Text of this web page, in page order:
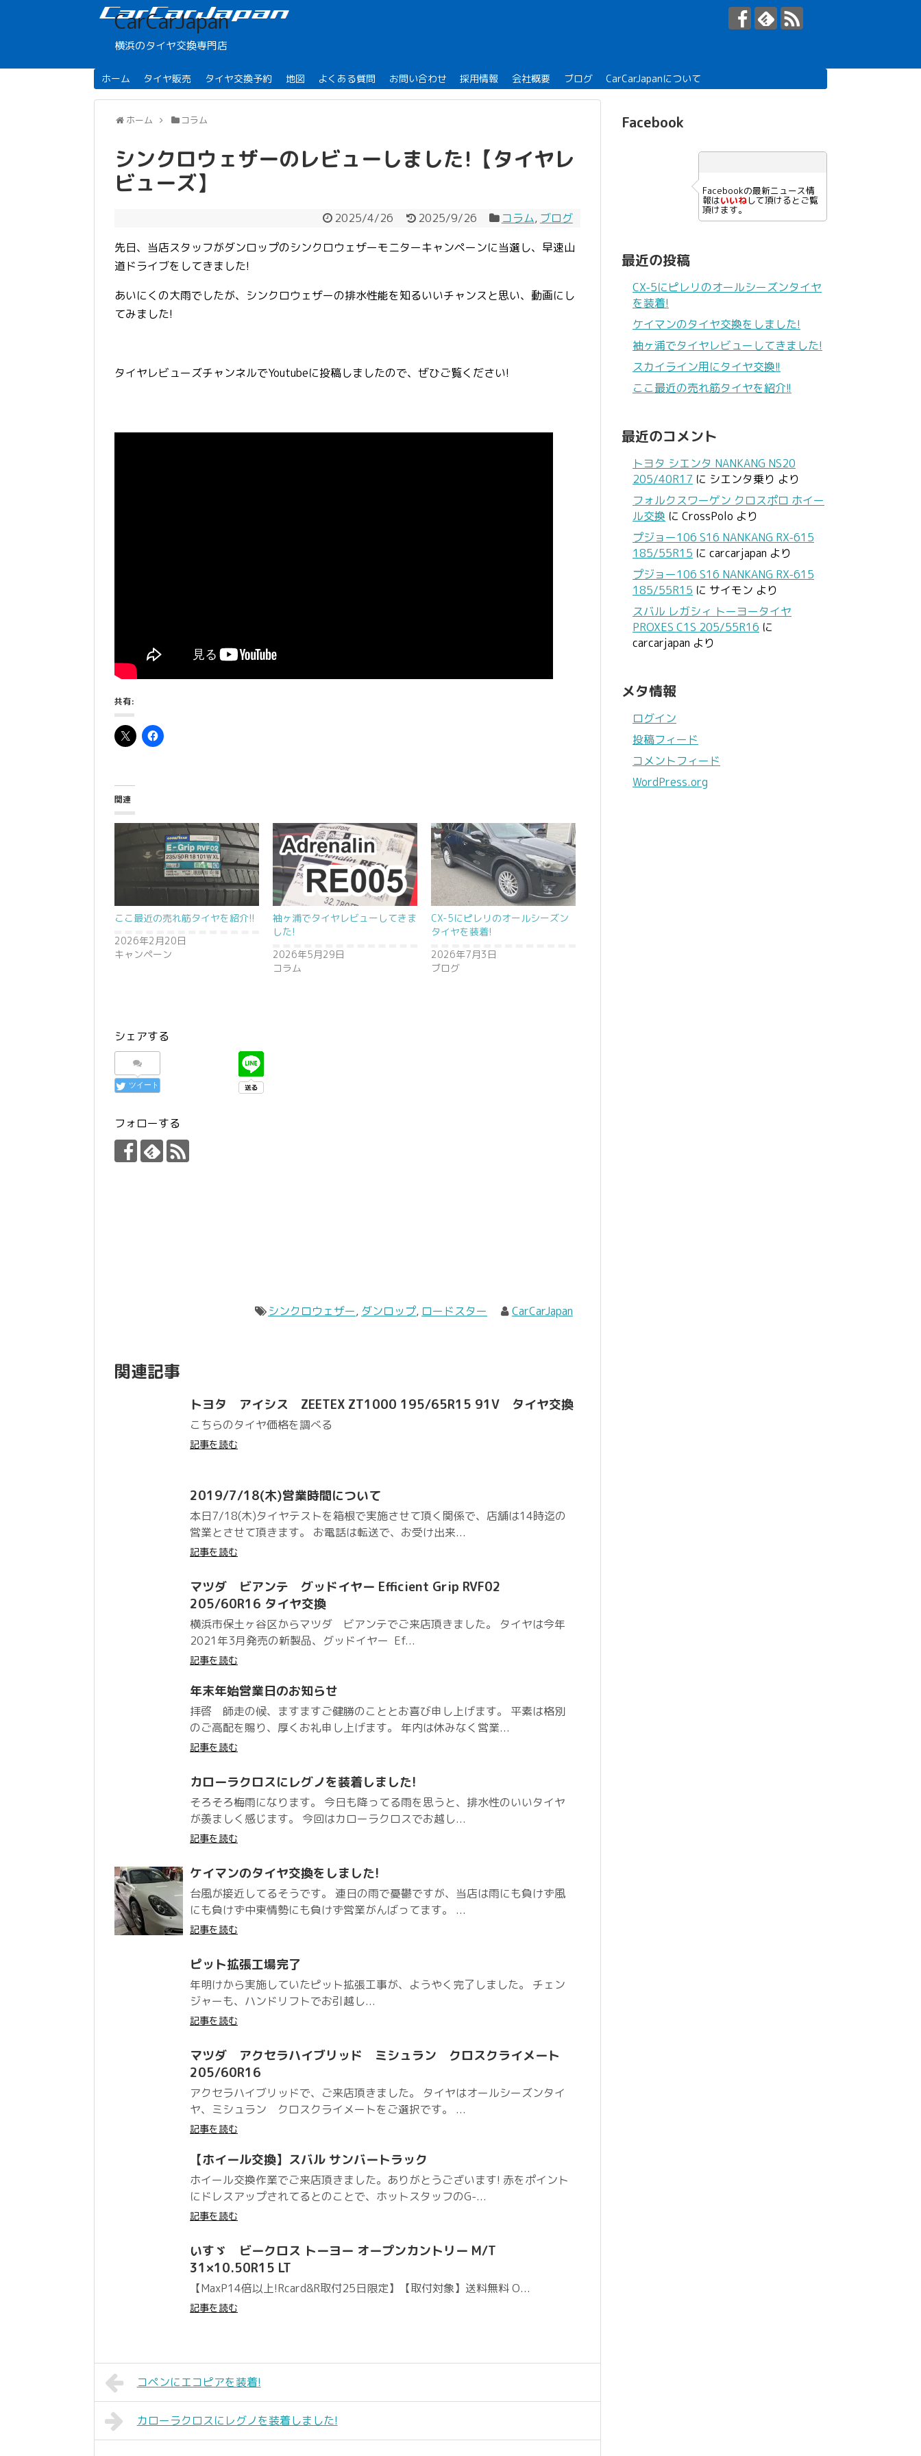
CarCarJapan
横浜のタイヤ交換専門店
ホーム タイヤ販売 タイヤ交換予約 地図 よくある質問 お問い合わせ 採用情報 会社概要 ブログ CarCarJapanについて
ホーム コラム
シンクロウェザーのレビューしました!【タイヤレ
ビューズ】
2025/4/26 2025/9/26 コラム, ブログ
先日、当店スタッフがダンロップのシンクロウェザーモニターキャンペーンに当選し、早速山
道ドライブをしてきました!
あいにくの大雨でしたが、シンクロウェザーの排水性能を知るいいチャンスと思い、動画にし
てみました!
タイヤレビューズチャンネルでYoutubeに投稿しましたので、ぜひご覧ください!
共有:
関連
ここ最近の売れ筋タイヤを紹介!!
2026年2月20日
キャンペーン
袖ヶ浦でタイヤレビューしてきま
した!
2026年5月29日
コラム
CX-5にピレリのオールシーズン
タイヤを装着!
2026年7月3日
ブログ
シェアする
ツイート
フォローする
シンクロウェザー, ダンロップ, ロードスター CarCarJapan
関連記事
トヨタ アイシス ZEETEX ZT1000 195/65R15 91V タイヤ交換
こちらのタイヤ価格を調べる
記事を読む
2019/7/18(木)営業時間について
本日7/18(木)タイヤテストを箱根で実施させて頂く関係で、店舗は14時迄の
営業とさせて頂きます。 お電話は転送で、お受け出来...
記事を読む
マツダ ビアンテ グッドイヤー Efficient Grip RVF02
205/60R16 タイヤ交換
横浜市保土ヶ谷区からマツダ ビアンテでご来店頂きました。 タイヤは今年
2021年3月発売の新製品、グッドイヤー Ef...
記事を読む
年末年始営業日のお知らせ
拝啓 師走の候、ますますご健勝のこととお喜び申し上げます。 平素は格別
のご高配を賜り、厚くお礼申し上げます。 年内は休みなく営業...
記事を読む
カローラクロスにレグノを装着しました!
そろそろ梅雨になります。 今日も降ってる雨を思うと、排水性のいいタイヤ
が羨ましく感じます。 今回はカローラクロスでお越し...
記事を読む
ケイマンのタイヤ交換をしました!
台風が接近してるそうです。 連日の雨で憂鬱ですが、当店は雨にも負けず風
にも負けず中東情勢にも負けず営業がんばってます。 ...
記事を読む
ピット拡張工場完了
年明けから実施していたピット拡張工事が、ようやく完了しました。 チェン
ジャーも、ハンドリフトでお引越し...
記事を読む
マツダ アクセラハイブリッド ミシュラン クロスクライメート
205/60R16
アクセラハイブリッドで、ご来店頂きました。 タイヤはオールシーズンタイ
ヤ、ミシュラン クロスクライメートをご選択です。 ...
記事を読む
【ホイール交換】スバル サンバートラック
ホイール交換作業でご来店頂きました。ありがとうございます! 赤をポイント
にドレスアップされてるとのことで、ホットスタッフのG-...
記事を読む
いすゞ ビークロス トーヨー オープンカントリー M/T
31×10.50R15 LT
【MaxP14倍以上!Rcard&R取付25日限定】【取付対象】送料無料 O...
記事を読む
コペンにエコピアを装着!
カローラクロスにレグノを装着しました!
Facebook
Facebookの最新ニュース情
報はいいねして頂けるとご覧
頂けます。
最近の投稿
CX-5にピレリのオールシーズンタイヤ
を装着!
ケイマンのタイヤ交換をしました!
袖ヶ浦でタイヤレビューしてきました!
スカイライン用にタイヤ交換!!
ここ最近の売れ筋タイヤを紹介!!
最近のコメント
トヨタ シエンタ NANKANG NS20
205/40R17 に シエンタ乗り より
フォルクスワーゲン クロスポロ ホイー
ル交換 に CrossPolo より
プジョー106 S16 NANKANG RX-615
185/55R15 に carcarjapan より
プジョー106 S16 NANKANG RX-615
185/55R15 に サイモン より
スバル レガシィ トーヨータイヤ
PROXES C1S 205/55R16 に
carcarjapan より
メタ情報
ログイン
投稿フィード
コメントフィード
WordPress.org